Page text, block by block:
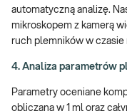
automatyczną analizę.
mikroskopem z kamerą
ruch plemników w czasie
4. Analiza parametrów
Parametry oceniane
obliczana w 1 ml oraz